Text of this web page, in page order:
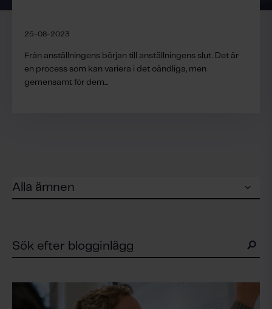
25-08-2023
Från anställningens början till anställningens slut. Det är
en process som kan variera i det oändliga, men
gemensamt för dem...